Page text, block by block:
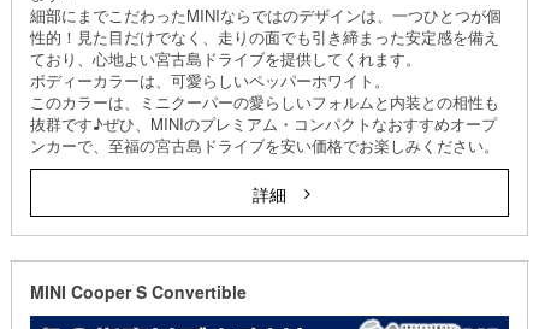
細部にまでこだわったMINIならではのデザインは、一つひとつが個
性的！見た目だけでなく、走りの面でも引き締まった安定感を備え
ており、心地よい宮古島ドライブを提供してくれます。
ボディーカラーは、可愛らしいペッパーホワイト。
このカラーは、ミニクーパーの愛らしいフォルムと内装との相性も
抜群です♪ぜひ、MINIのプレミアム・コンパクトなおすすめオープ
ンカーで、至福の宮古島ドライブを安い価格でお楽しみください。
詳細
MINI Cooper S Convertible